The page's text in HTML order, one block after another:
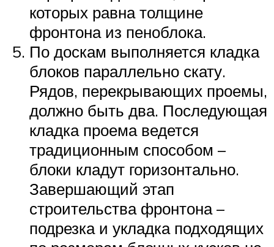
которых равна толщине
фронтона из пеноблока.
По доскам выполняется кладка
блоков параллельно скату.
Рядов, перекрывающих проемы,
должно быть два. Последующая
кладка проема ведется
традиционным способом –
блоки кладут горизонтально.
Завершающий этап
строительства фронтона –
подрезка и укладка подходящих